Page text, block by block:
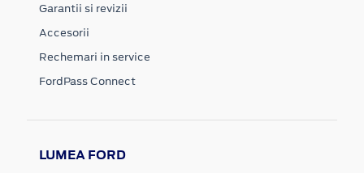
Garantii si revizii
Accesorii
Rechemari in service
FordPass Connect
LUMEA FORD